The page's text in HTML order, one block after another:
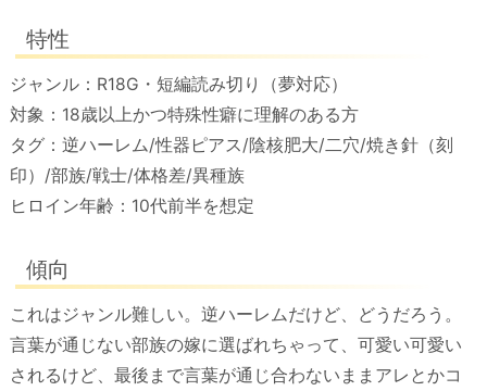
特性
ジャンル：R18G・短編読み切り（夢対応）
対象：18歳以上かつ特殊性癖に理解のある方
タグ：逆ハーレム/性器ピアス/陰核肥大/二穴/焼き針（刻
印）/部族/戦士/体格差/異種族
ヒロイン年齢：10代前半を想定
傾向
これはジャンル難しい。逆ハーレムだけど、どうだろう。
言葉が通じない部族の嫁に選ばれちゃって、可愛い可愛い
されるけど、最後まで言葉が通じ合わないままアレとかコ